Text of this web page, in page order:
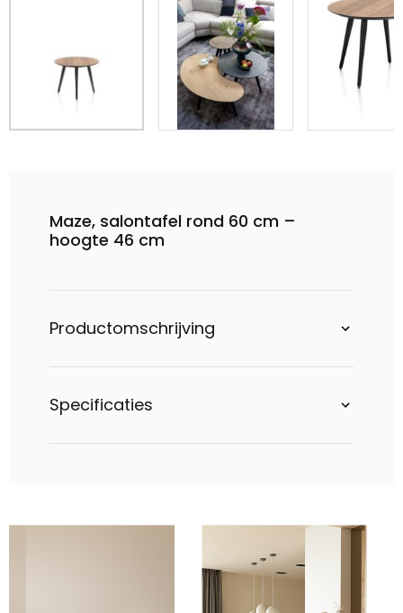
Maze, salontafel rond 60 cm –
hoogte 46 cm
Productomschrijving
Specificaties